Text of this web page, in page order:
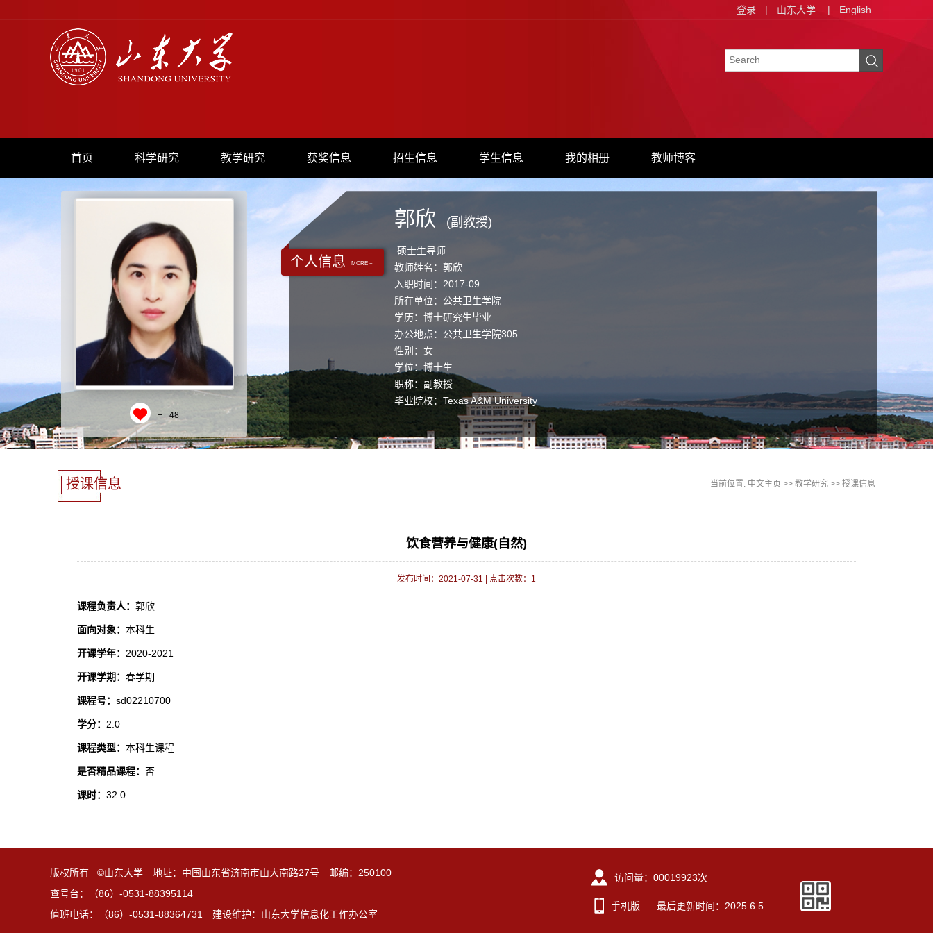
登录 | 山东大学 | English
首页 科学研究 教学研究 获奖信息 招生信息 学生信息 我的相册 教师博客
+ 48
个人信息 MORE +
郭欣 (副教授)
硕士生导师
教师姓名：郭欣
入职时间：2017-09
所在单位：公共卫生学院
学历：博士研究生毕业
办公地点：公共卫生学院305
性别：女
学位：博士生
职称：副教授
毕业院校：Texas A&M University
授课信息 当前位置: 中文主页 >> 教学研究 >> 授课信息
饮食营养与健康(自然)
发布时间：2021-07-31 点击次数： 1
课程负责人： 郭欣
面向对象： 本科生
开课学年： 2020-2021
开课学期： 春学期
课程号： sd02210700
学分： 2.0
课程类型： 本科生课程
是否精品课程： 否
课时： 32.0
版权所有 ©山东大学 地址：中国山东省济南市山大南路27号 邮编：250100
查号台：（86）-0531-88395114
值班电话：（86）-0531-88364731 建设维护：山东大学信息化工作办公室
访问量： 00019923次
手机版 最后更新时间： 2025 6 5